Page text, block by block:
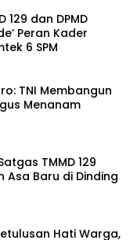
129 dan DPMD
Peran Kader
6 SPM
TNI Membangun
Menanam
TMMD 129
Asa Baru di Dinding
Hati Warga,